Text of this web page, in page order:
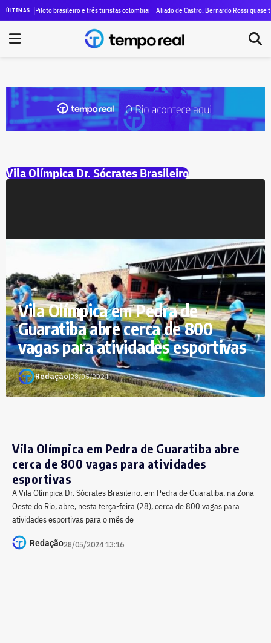
ÚLTIMASpelo governo do estado do Rio será neste domingo (09) com transmissão do TEMPO
Piloto brasileiro e três turistas colombianas da mesma família são as vítimas da
Aliado de Castro, Bernardo Rossi quase
Vila Olímpica Dr. Sócrates Brasileiro
Vila Olímpica em Pedra de
Guaratiba abre cerca de 800
vagas para atividades esportivas
Redação|28/05/2024
Vila Olímpica em Pedra de Guaratiba abre
cerca de 800 vagas para atividades
esportivas
A Vila Olímpica Dr. Sócrates Brasileiro, em Pedra de Guaratiba, na Zona
Oeste do Rio, abre, nesta terça-feira (28), cerca de 800 vagas para
atividades esportivas para o mês de
Redação28/05/2024 13:16